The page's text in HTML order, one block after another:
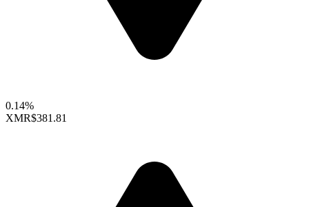
0.14%
XMR$381.81